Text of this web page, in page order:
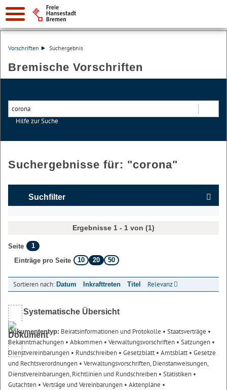
Vorschriften Suchergebnis
Bremische Vorschriften
Hilfe zur Suche
Suchergebnisse für: "corona"
Suchfilter
Ergebnisse 1 - 1 von (1)
Seite
1
Einträge pro Seite
10 20 50
Sortieren nach: Datum Inkrafttreten Titel Relevanz
Systematische Übersicht
Dokumententyp: Beiratsinformationen und Protokolle • Staatsverträge •
Bekanntmachungen • Abkommen • Verwaltungsvorschriften • Satzungen •
Dienstvereinbarungen • Rundschreiben • Gesetzblatt• Amtsblatt• Gesetze
und Rechtsverordnungen • Verwaltungsvorschriften, Dienstanweisungen,
Dienstvereinbarungen, Richtlinien und Rundschreiben • Statistiken •
Gutachten • Verträge und Vereinbarungen • Aktenpläne •